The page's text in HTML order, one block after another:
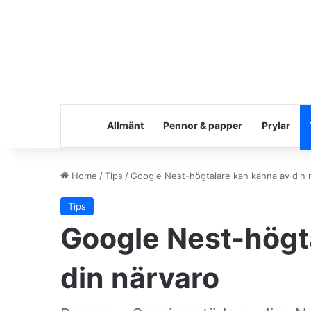
Allmänt Pennor & papper Prylar
Home /Tips /Google Nest-högtalare kan känna av din
Tips
Google Nest-
din närvaro